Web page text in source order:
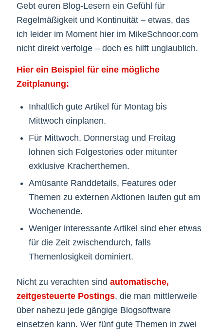
Gebt euren Blog-Lesern ein Gefühl für
Regelmäßigkeit und Kontinuität – etwas, das
ich leider im Moment hier im MikeSchnoor.com
nicht direkt verfolge – doch es hilft unglaublich.
Hier ein Beispiel für eine mögliche
Zeitplanung:
Inhaltlich gute Artikel für Montag bis
Mittwoch einplanen.
Für Mittwoch, Donnerstag und Freitag
lohnen sich Folgestories oder mitunter
exklusive Kracherthemen.
Amüsante Randdetails, Features oder
Themen zu externen Aktionen laufen gut am
Wochenende.
Weniger interessante Artikel sind eher etwas
für die Zeit zwischendurch, falls
Themenlosigkeit dominiert.
Nicht zu verachten sind automatische,
zeitgesteuerte Postings, die man mittlerweile
über nahezu jede gängige Blogsoftware
einsetzen kann. Wer fünf gute Themen in zwei